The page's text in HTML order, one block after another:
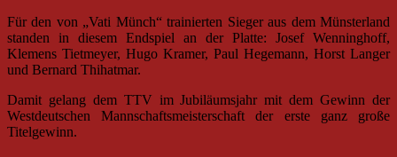
Für den von „Vati Münch“ trainierten Sieger aus dem Münsterland
standen in diesem Endspiel an der Platte: Josef Wenninghoff,
Klemens Tietmeyer, Hugo Kramer, Paul Hegemann, Horst Langer
und Bernard Thihatmar.
Damit gelang dem TTV im Jubiläumsjahr mit dem Gewinn der
Westdeutschen Mannschaftsmeisterschaft der erste ganz große
Titelgewinn.